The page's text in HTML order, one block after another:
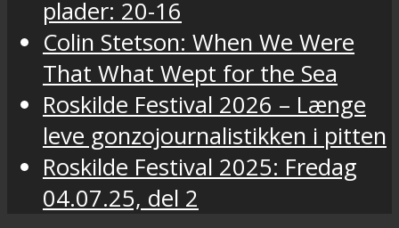
plader: 20-16
Colin Stetson: When We Were
That What Wept for the Sea
Roskilde Festival 2026 – Længe
leve gonzojournalistikken i pitten
Roskilde Festival 2025: Fredag
04.07.25, del 2